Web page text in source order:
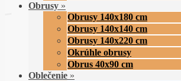
Obrusy »
Obrusy 140x180 cm
Obrusy 140x140 cm
Obrusy 140x220 cm
Okrúhle obrusy
Obrus 40x90 cm
Oblečenie »